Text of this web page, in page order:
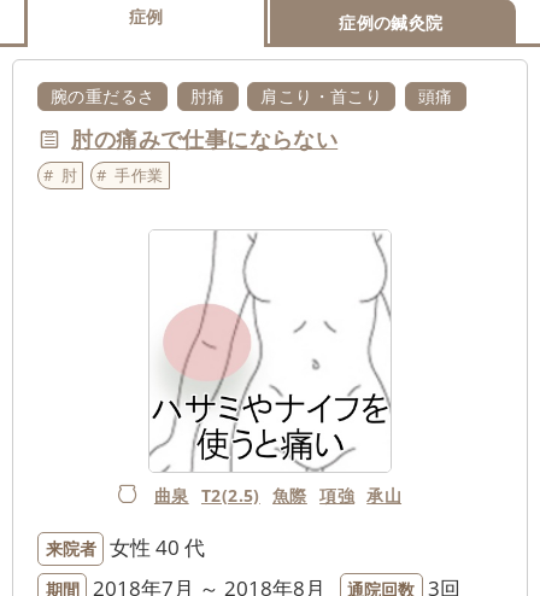
症例 症例の鍼灸院
腕の重だるさ 肘痛 肩こり・首こり 頭痛
肘の痛みで仕事にならない
肘 手作業
曲泉 T2(2.5) 魚際 項強 承山
来院者 女性 40 代
期間 2018年7月 ～ 2018年8月 通院回数 3回